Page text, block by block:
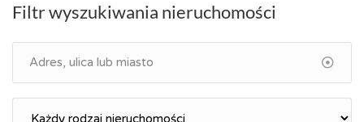
Filtr wyszukiwania nieruchomości